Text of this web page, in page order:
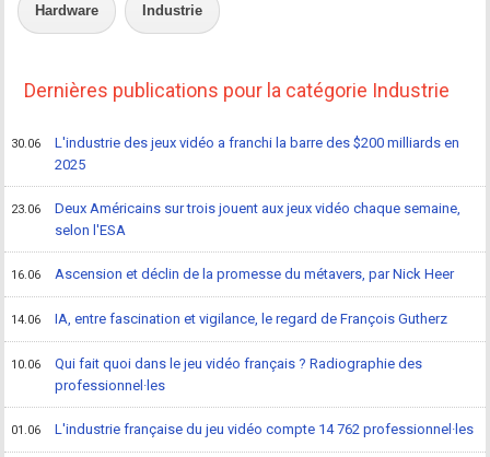
Hardware Industrie
Dernières publications pour la catégorie Industrie
30.06
L'industrie des jeux vidéo a franchi la barre des $200 milliards en
2025
23.06
Deux Américains sur trois jouent aux jeux vidéo chaque semaine,
selon l'ESA
16.06 Ascension et déclin de la promesse du métavers, par Nick Heer
14.06 IA, entre fascination et vigilance, le regard de François Gutherz
10.06
Qui fait quoi dans le jeu vidéo français ? Radiographie des
professionnel·les
01.06 L'industrie française du jeu vidéo compte 14 762 professionnel·les